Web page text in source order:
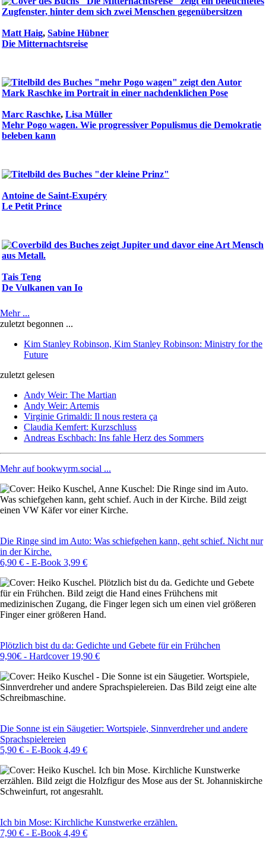
Matt Haig, Sabine Hübner
Die Mitternachtsreise
Marc Raschke, Lisa Müller
Mehr Pogo wagen. Wie progressiver Populismus die Demokratie
beleben kann
Antoine de Saint-Exupéry
Le Petit Prince
Tais Teng
De Vulkanen van Io
Mehr ...
zuletzt begonnen ...
Kim Stanley Robinson, Kim Stanley Robinson: Ministry for the
Future
zuletzt gelesen
Andy Weir: The Martian
Andy Weir: Artemis
Virginie Grimaldi: Il nous restera ça
Claudia Kemfert: Kurzschluss
Andreas Eschbach: Ins fahle Herz des Sommers
Mehr auf bookwyrm.social ...
Image
Die Ringe sind im Auto: Was schiefgehen kann, geht schief. Nicht nur
in der Kirche.
6,90 € - E-Book 3,99 €
Image
Plötzlich bist du da: Gedichte und Gebete für ein Frühchen
9,90€ - Hardcover 19,90 €
Image
Die Sonne ist ein Säugetier: Wortspiele, Sinnverdreher und andere
Sprachspielereien
5,90 € - E-Book 4,49 €
Image
Ich bin Mose: Kirchliche Kunstwerke erzählen.
7,90 € - E-Book 4,49 €